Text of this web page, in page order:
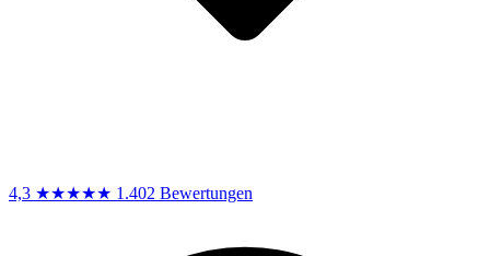
4,3 ★★★★★ 1.402 Bewertungen